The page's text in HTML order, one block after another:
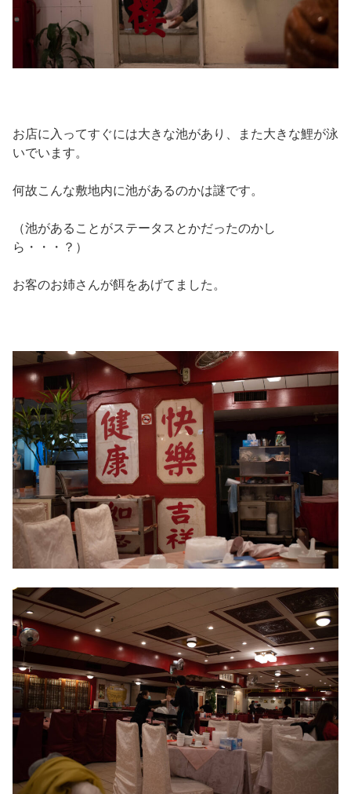
お店に入ってすぐには大きな池があり、また大きな鯉が泳
いでいます。
何故こんな敷地内に池があるのかは謎です。
（池があることがステータスとかだったのかし
ら・・・？）
お客のお姉さんが餌をあげてました。